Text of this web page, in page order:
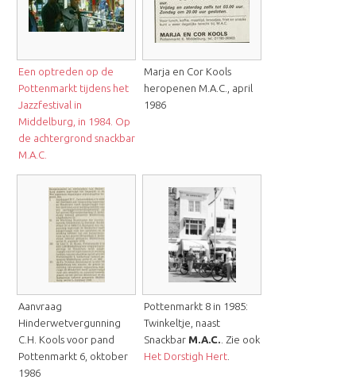
Een optreden op de
Pottenmarkt tijdens het
Jazzfestival in
Middelburg, in 1984. Op
de achtergrond snackbar
M.A.C.
Marja en Cor Kools
heropenen M.A.C., april
1986
Aanvraag
Hinderwetvergunning
C.H. Kools voor pand
Pottenmarkt 6, oktober
1986
Pottenmarkt 8 in 1985:
Twinkeltje, naast
Snackbar M.A.C. . Zie ook
Het Dorstigh Hert